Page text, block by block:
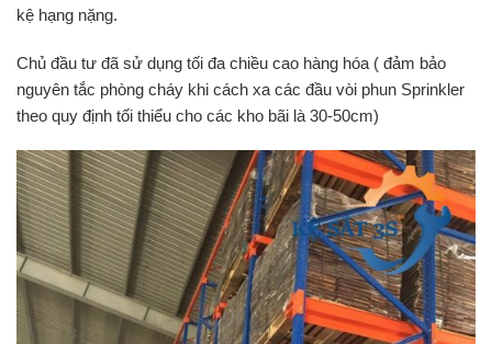
kệ hạng nặng.
Chủ đầu tư đã sử dụng tối đa chiều cao hàng hóa ( đảm bảo
nguyên tắc phòng cháy khi cách xa các đầu vòi phun Sprinkler
theo quy định tối thiểu cho các kho bãi là 30-50cm)